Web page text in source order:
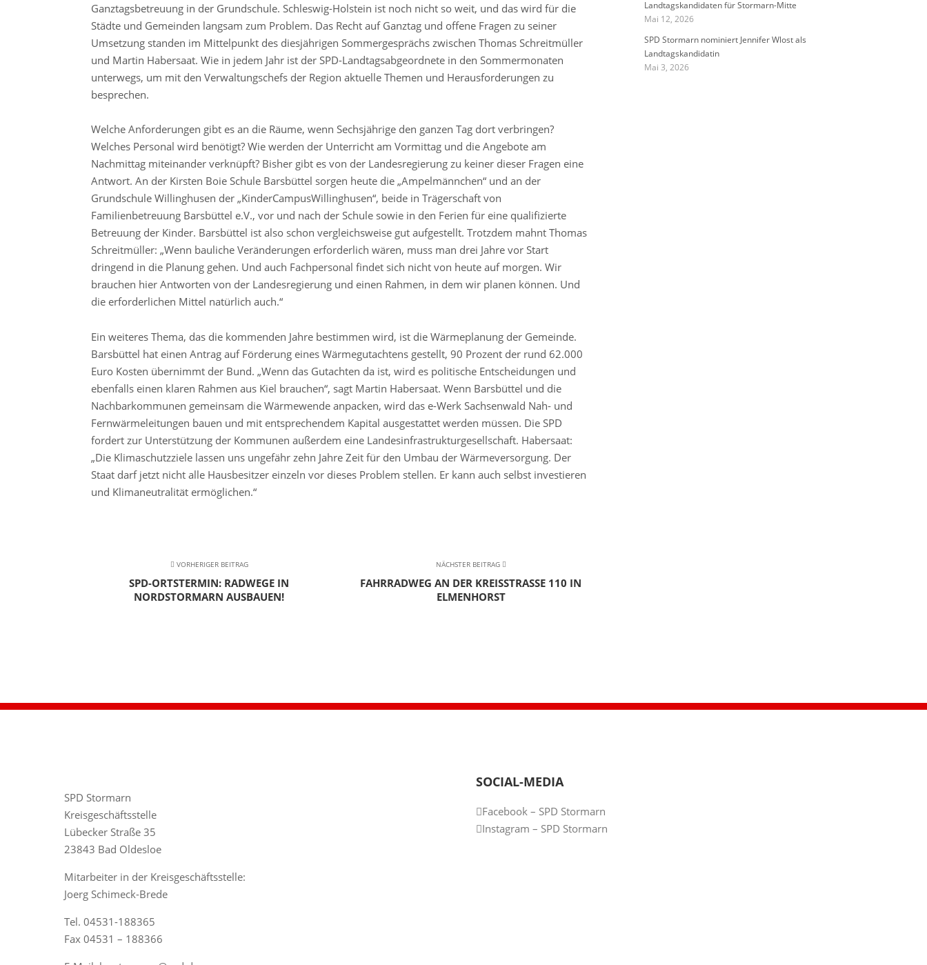
Ganztagsbetreuung in der Grundschule. Schleswig-Holstein ist noch nicht so weit, und das wird für die
Städte und Gemeinden langsam zum Problem. Das Recht auf Ganztag und offene Fragen zu seiner
Umsetzung standen im Mittelpunkt des diesjährigen Sommergesprächs zwischen Thomas Schreitmüller
und Martin Habersaat. Wie in jedem Jahr ist der SPD-Landtagsabgeordnete in den Sommermonaten
unterwegs, um mit den Verwaltungschefs der Region aktuelle Themen und Herausforderungen zu
besprechen.
Welche Anforderungen gibt es an die Räume, wenn Sechsjährige den ganzen Tag dort verbringen?
Welches Personal wird benötigt? Wie werden der Unterricht am Vormittag und die Angebote am
Nachmittag miteinander verknüpft? Bisher gibt es von der Landesregierung zu keiner dieser Fragen eine
Antwort. An der Kirsten Boie Schule Barsbüttel sorgen heute die „Ampelmännchen“ und an der
Grundschule Willinghusen der „KinderCampusWillinghusen“, beide in Trägerschaft von
Familienbetreuung Barsbüttel e.V., vor und nach der Schule sowie in den Ferien für eine qualifizierte
Betreuung der Kinder. Barsbüttel ist also schon vergleichsweise gut aufgestellt. Trotzdem mahnt Thomas
Schreitmüller: „Wenn bauliche Veränderungen erforderlich wären, muss man drei Jahre vor Start
dringend in die Planung gehen. Und auch Fachpersonal findet sich nicht von heute auf morgen. Wir
brauchen hier Antworten von der Landesregierung und einen Rahmen, in dem wir planen können. Und
die erforderlichen Mittel natürlich auch.“
Ein weiteres Thema, das die kommenden Jahre bestimmen wird, ist die Wärmeplanung der Gemeinde.
Barsbüttel hat einen Antrag auf Förderung eines Wärmegutachtens gestellt, 90 Prozent der rund 62.000
Euro Kosten übernimmt der Bund. „Wenn das Gutachten da ist, wird es politische Entscheidungen und
ebenfalls einen klaren Rahmen aus Kiel brauchen“, sagt Martin Habersaat. Wenn Barsbüttel und die
Nachbarkommunen gemeinsam die Wärmewende anpacken, wird das e-Werk Sachsenwald Nah- und
Fernwärmeleitungen bauen und mit entsprechendem Kapital ausgestattet werden müssen. Die SPD
fordert zur Unterstützung der Kommunen außerdem eine Landesinfrastrukturgesellschaft. Habersaat:
„Die Klimaschutzziele lassen uns ungefähr zehn Jahre Zeit für den Umbau der Wärmeversorgung. Der
Staat darf jetzt nicht alle Hausbesitzer einzeln vor dieses Problem stellen. Er kann auch selbst investieren
und Klimaneutralität ermöglichen.“
VORHERIGER BEITRAG
SPD-ORTSTERMIN: RADWEGE IN
NORDSTORMARN AUSBAUEN!
NÄCHSTER BEITRAG
FAHRRADWEG AN DER KREISSTRASSE 110 IN E
LMENHORST
Landtagskandidaten für Stormarn-Mitte
Mai 12, 2026
SPD Stormarn nominiert Jennifer Wlost als
Landtagskandidatin
Mai 3, 2026
SPD Stormarn
Kreisgeschäftsstelle
Lübecker Straße 35
23843 Bad Oldesloe
Mitarbeiter in der Kreisgeschäftsstelle:
Joerg Schimeck-Brede
Tel. 04531-188365
Fax 04531 – 188366
SOCIAL-MEDIA
Facebook – SPD Stormarn
Instagram – SPD Stormarn